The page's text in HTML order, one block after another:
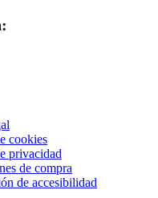
cookies
privacidad
de compra
de accesibilidad